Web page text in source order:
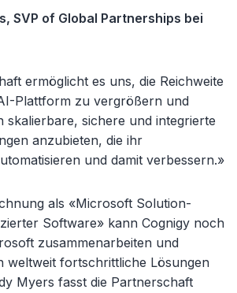
SVP of Global Partnerships bei
ermöglicht es uns, die Reichweite
Plattform zu vergrößern und
skalierbare, sichere und integrierte
anzubieten, die ihr
und damit verbessern.»
als «Microsoft Solution-
Software» kann Cognigy noch
zusammenarbeiten und
weltweit fortschrittliche Lösungen
Myers fasst die Partnerschaft